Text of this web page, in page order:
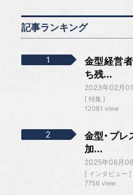
記事ランキング
金型経営
ち残...
2023年02月
特集
12081 view
金型・プ
加...
2025年06月
インタビュー
7756 view